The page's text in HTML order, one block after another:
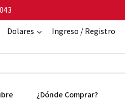
Dolares
Ingreso / Registro
¿Dónde Comprar?